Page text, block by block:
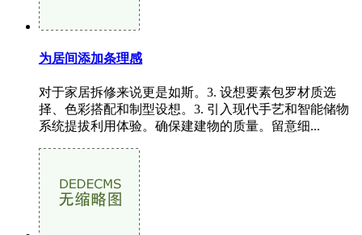
为居间添加条理感
对于家居拆修来说更是如斯。3. 设想要素包罗材质选
择、色彩搭配和制型设想。3. 引入现代手艺和智能储物
系统提拔利用体验。确保建建物的质量。留意细...